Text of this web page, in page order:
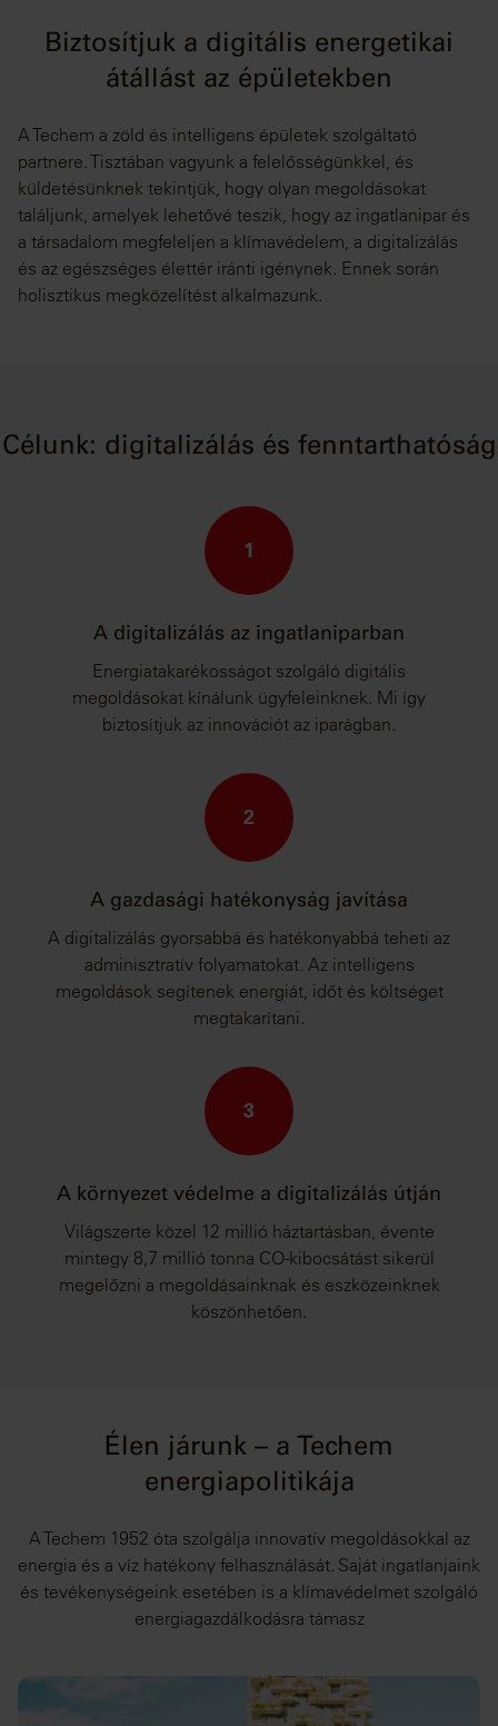
Biztosítjuk a digitális energetikai
átállást az épületekben
A Techem a zöld és intelligens épületek szolgáltató
partnere. Tisztában vagyunk a felelősségünkkel, és
küldetésünknek tekintjük, hogy olyan megoldásokat
találjunk, amelyek lehetővé teszik, hogy az ingatlanipar és
a társadalom megfeleljen a klímavédelem, a digitalizálás
és az egészséges élettér iránti igénynek. Ennek során
holisztikus megközelítést alkalmazunk.
Célunk: digitalizálás és fenntarthatóság
1
A digitalizálás az ingatlaniparban
Energiatakarékosságot szolgáló digitális
megoldásokat kínálunk ügyfeleinknek. Mi így
biztosítjuk az innovációt az iparágban.
2
A gazdasági hatékonyság javítása
A digitalizálás gyorsabbá és hatékonyabbá teheti az
adminisztratív folyamatokat. Az intelligens
megoldások segítenek energiát, időt és költséget
megtakarítani.
3
A környezet védelme a digitalizálás útján
Világszerte közel 12 millió háztartásban, évente
mintegy 8,7 millió tonna CO-kibocsátást sikerül
megelőzni a megoldásainknak és eszközeinknek
köszönhetően.
Élen járunk – a Techem
energiapolitikája
A Techem 1952 óta szolgálja innovatív megoldásokkal az
energia és a víz hatékony felhasználását. Saját ingatlanjaink
és tevékenységeink esetében is a klímavédelmet szolgáló
energiagazdálkodásra támasz